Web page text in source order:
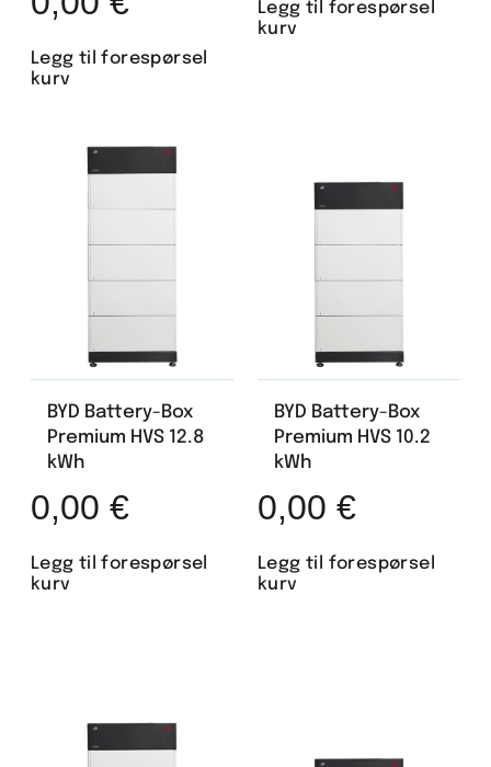
Legg til forespørsel
kurv
Legg til forespørsel
kurv
BYD Battery-Box
Premium HVS 12.8
kWh
0,00 €
Legg til forespørsel
kurv
BYD Battery-Box
Premium HVS 10.2
kWh
0,00 €
Legg til forespørsel
kurv